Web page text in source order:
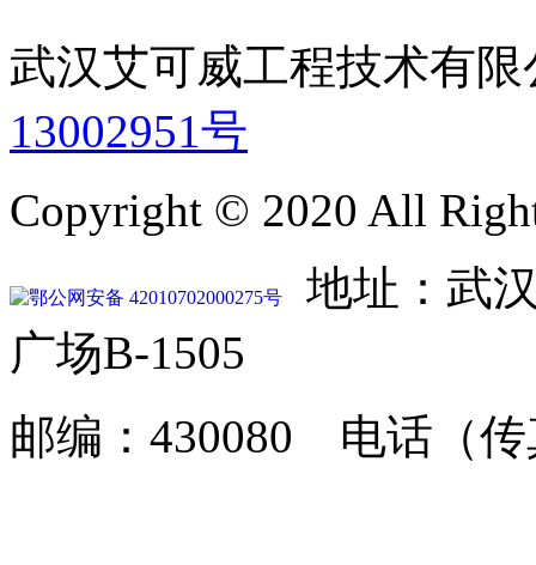
武汉艾可威工程技术有
13002951号
Copyright © 2020 All
鄂公网安备 42010702000275号
地址：武
广场B-1505
邮编：430080 电话（传